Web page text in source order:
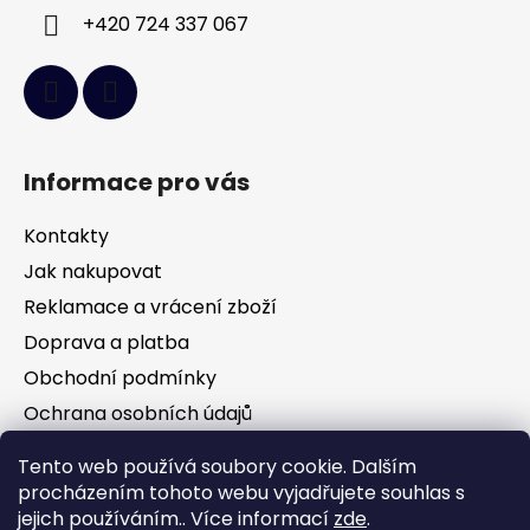
Tento web používá soubory cookie. Dalším
procházením tohoto webu vyjadřujete souhlas s
jejich používáním.. Více informací zde.
+420 724 337 067
Informace pro vás
Kontakty
Jak nakupovat
Reklamace a vrácení zboží
Doprava a platba
Obchodní podmínky
Ochrana osobních údajů
Facebook